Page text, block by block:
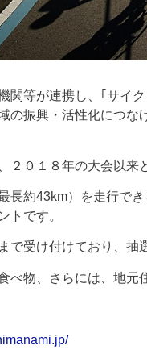
関等が連携し、｢サイ
の振興・活性化につ
２０１８年の大会以
長約43km）を走行で
トです。
受け付けており、抽
べ物、さらには、地